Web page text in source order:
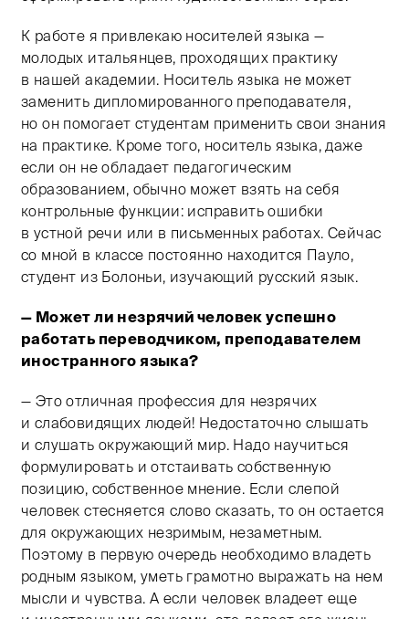
К работе я привлекаю носителей языка —
молодых итальянцев, проходящих практику
в нашей академии. Носитель языка не может
заменить дипломированного преподавателя,
но он помогает студентам применить свои знания
на практике. Кроме того, носитель языка, даже
если он не обладает педагогическим
образованием, обычно может взять на себя
контрольные функции: исправить ошибки
в устной речи или в письменных работах. Сейчас
со мной в классе постоянно находится Пауло,
студент из Болоньи, изучающий русский язык.
— Может ли незрячий человек успешно
работать переводчиком, преподавателем
иностранного языка?
— Это отличная профессия для незрячих
и слабовидящих людей! Недостаточно слышать
и слушать окружающий мир. Надо научиться
формулировать и отстаивать собственную
позицию, собственное мнение. Если слепой
человек стесняется слово сказать, то он остается
для окружающих незримым, незаметным.
Поэтому в первую очередь необходимо владеть
родным языком, уметь грамотно выражать на нем
мысли и чувства. А если человек владеет еще